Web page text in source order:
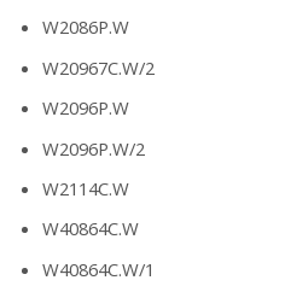
W2086P.W
W20967C.W/2
W2096P.W
W2096P.W/2
W2114C.W
W40864C.W
W40864C.W/1